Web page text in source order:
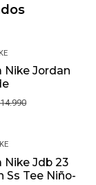
Nike Jordan
Nike Jdb 23
Ss Tee Niño-